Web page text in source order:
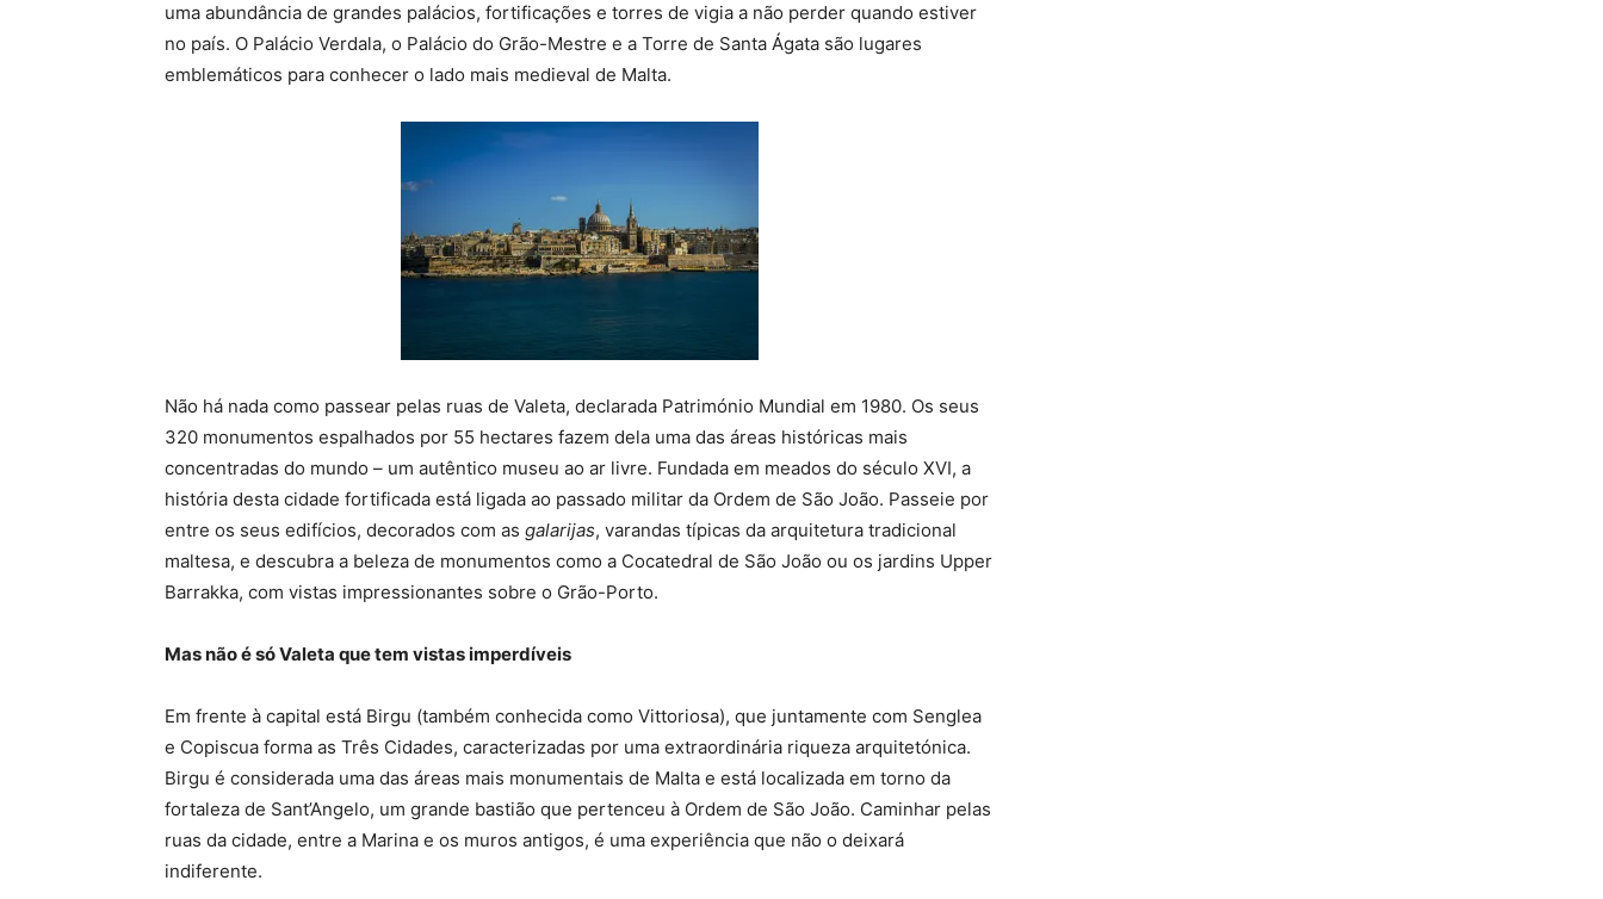
uma abundância de grandes palácios, fortificações e torres de vigia a não perder quando estiver
no país. O Palácio Verdala, o Palácio do Grão-Mestre e a Torre de Santa Ágata são lugares
emblemáticos para conhecer o lado mais medieval de Malta.
Não há nada como passear pelas ruas de Valeta, declarada Património Mundial em 1980. Os seus
320 monumentos espalhados por 55 hectares fazem dela uma das áreas históricas mais
concentradas do mundo – um autêntico museu ao ar livre. Fundada em meados do século XVI, a
história desta cidade fortificada está ligada ao passado militar da Ordem de São João. Passeie por
entre os seus edifícios, decorados com as galarijas, varandas típicas da arquitetura tradicional
maltesa, e descubra a beleza de monumentos como a Cocatedral de São João ou os jardins Upper
Barrakka, com vistas impressionantes sobre o Grão-Porto.
Mas não é só Valeta que tem vistas imperdíveis
Em frente à capital está Birgu (também conhecida como Vittoriosa), que juntamente com Senglea
e Copiscua forma as Três Cidades, caracterizadas por uma extraordinária riqueza arquitetónica.
Birgu é considerada uma das áreas mais monumentais de Malta e está localizada em torno da
fortaleza de Sant’Angelo, um grande bastião que pertenceu à Ordem de São João. Caminhar pelas
ruas da cidade, entre a Marina e os muros antigos, é uma experiência que não o deixará
indiferente.